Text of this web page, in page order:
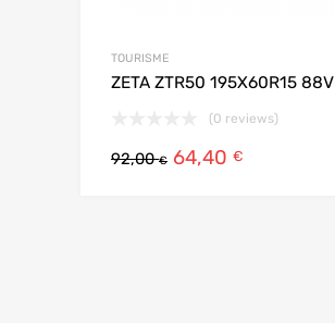
TOURISME
ZETA ZTR50 195X60R15 88V
(0 reviews)
92,00€ 64,40 €